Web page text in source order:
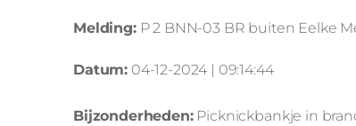
Melding:P 2 BNN-03 BR buiten Eelke
Datum: 04-12-2024 | 09:14:44
Bijzonderheden:Picknickbankje in